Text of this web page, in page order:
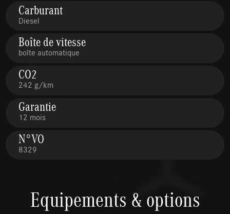
Carburant
Diesel
Boîte de vitesse
boîte automatique
CO2
242 g/km
Garantie
12 mois
N°VO
8329
Equipements & options